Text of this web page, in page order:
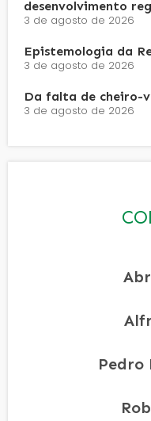
desenvolvimento
3 de agosto de 2026
Epistemologia da
3 de agosto de 2026
Da falta de cheiro-
3 de agosto de 2026
Pedro